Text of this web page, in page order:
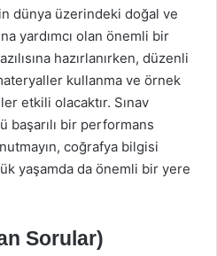
dünya üzerindeki doğal ve
yardımcı olan önemli bir
hazırlanırken, düzenli
kullanma ve örnek
etkili olacaktır. Sınav
başarılı bir performans
coğrafya bilgisi
yaşamda da önemli bir yere
Sorular)